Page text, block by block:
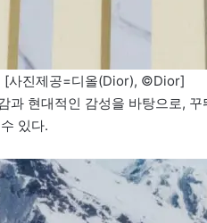
[사진제공=디올(Dior), ©Dior]
과 현대적인 감성을 바탕으로,
있다.